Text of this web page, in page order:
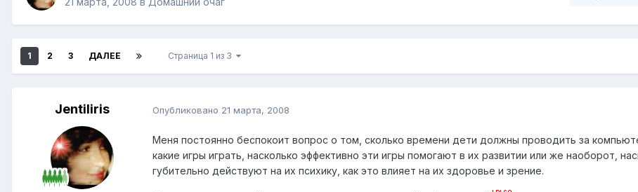
1 2 3 ДАЛЕЕ Страница 1 из 3
Jentiliris Опубликовано 21 марта, 2008
Меня постоянно беспокоит вопрос о том, сколько времени дети должны проводить за
какие игры играть, насколько эффективно эти игры помогают в их развитии или же наоборот,
губительно действуют на их психику, как это влияет на их здоровье и зрение.